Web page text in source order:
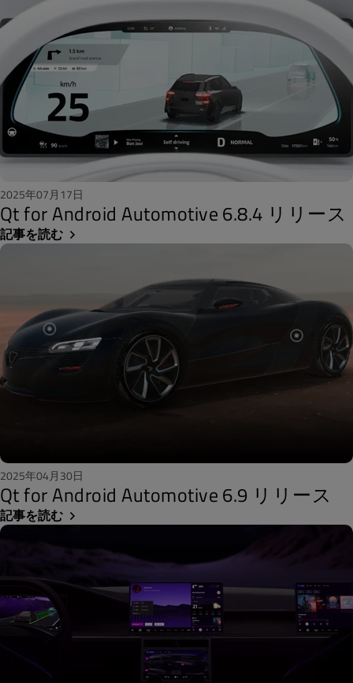
2025年07月17日
Qt for Android Automotive 6.8.4 リリース
記事を読む
2025年04月30日
Qt for Android Automotive 6.9 リリース
記事を読む